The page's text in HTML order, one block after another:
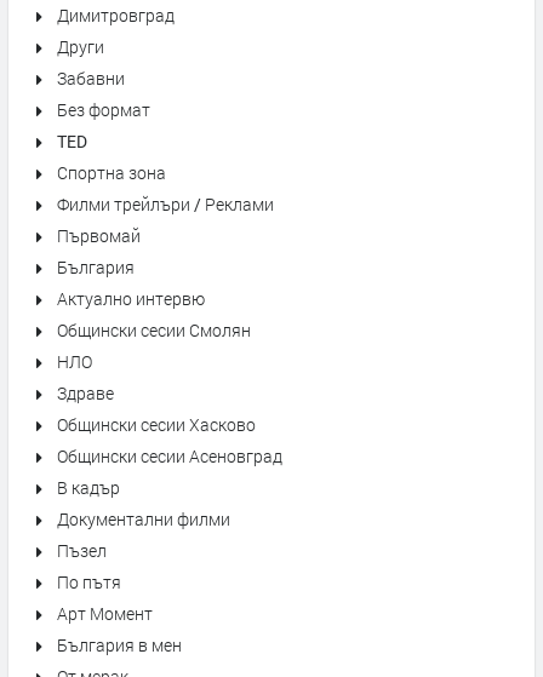
Димитровград
Други
Забавни
Без формат
TED
Спортна зона
Филми трейлъри / Реклами
Първомай
България
Актуално интервю
Общински сесии Смолян
НЛО
Здраве
Общински сесии Хасково
Общински сесии Асеновград
В кадър
Документални филми
Пъзел
По пътя
Арт Момент
България в мен